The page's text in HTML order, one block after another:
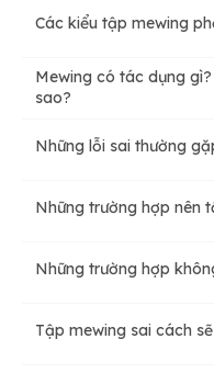
Các kiểu tập mewing
Soft mewing
Mewing có tác dụng
sao?
Cải thiện đường nét
Những lỗi sai thường
Đặt sai tư thế lưỡi
Những trường hợp nên
Hô hàm
Những trường hợp
Khớp cắn ngược
Tập mewing sai cách